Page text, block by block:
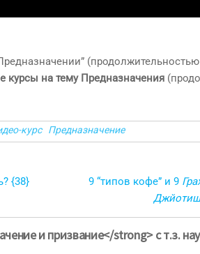
курсы на тему Предназначения
курс Предназначение
{38}
9 “типов кофе” и 9
Джйотиш
и призвание</strong> с т.з.